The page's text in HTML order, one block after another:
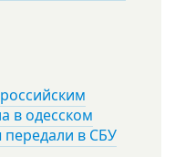
в одесском
в СБУ